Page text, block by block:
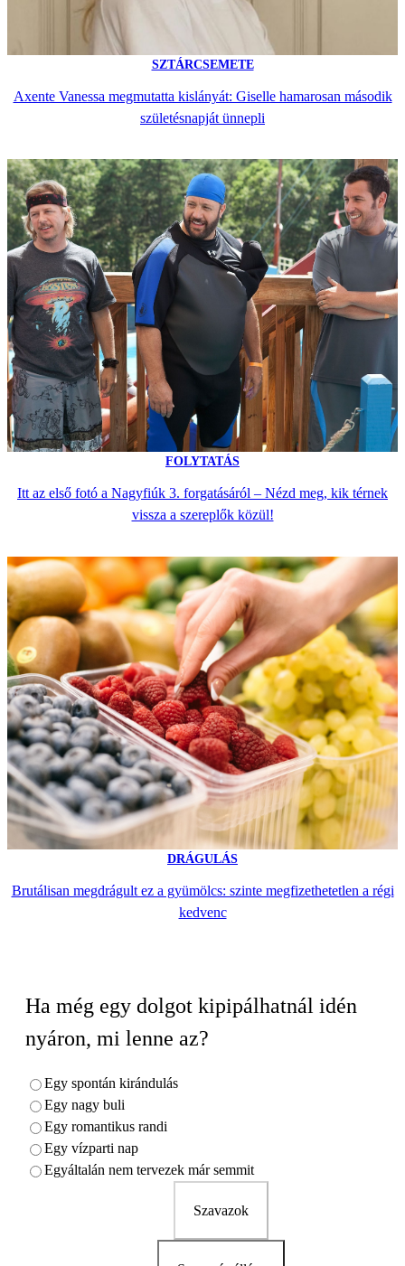
SZTÁRCSEMETE
Axente Vanessa megmutatta kislányát: Giselle hamarosan második
születésnapját ünnepli
FOLYTATÁS
Itt az első fotó a Nagyfiúk 3. forgatásáról – Nézd meg, kik térnek
vissza a szereplők közül!
DRÁGULÁS
Brutálisan megdrágult ez a gyümölcs: szinte megfizethetetlen a régi
kedvenc
Ha még egy dolgot kipipálhatnál idén
nyáron, mi lenne az?
Egy spontán kirándulás
Egy nagy buli
Egy romantikus randi
Egy vízparti nap
Egyáltalán nem tervezek már semmit
Szavazok